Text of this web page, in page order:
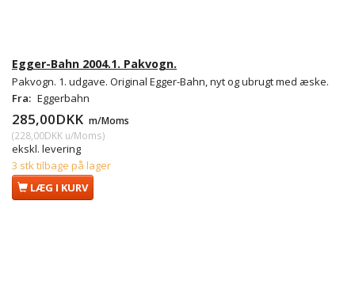
Egger-Bahn 2004.1. Pakvogn.
Pakvogn. 1. udgave. Original Egger-Bahn, nyt og ubrugt med æske.
Fra: Eggerbahn
285,00DKK m/Moms
(228,00DKK u/Moms)
ekskl. levering
3 stk tilbage på lager
LÆG I KURV